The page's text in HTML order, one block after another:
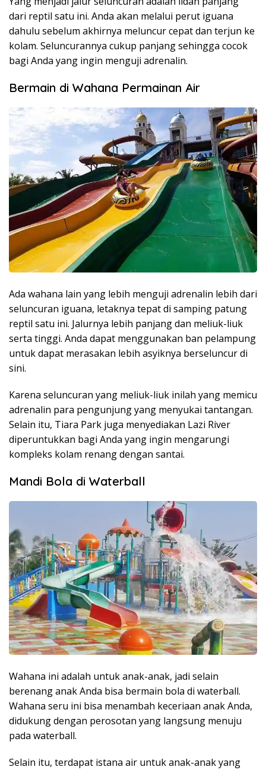
dari reptil satu ini. Anda akan melalui perut iguana
dahulu sebelum akhirnya meluncur cepat dan terjun ke
kolam. Seluncurannya cukup panjang sehingga cocok
bagi Anda yang ingin menguji adrenalin.
Bermain di Wahana Permainan Air
Ada wahana lain yang lebih menguji adrenalin lebih dari
seluncuran iguana, letaknya tepat di samping patung
reptil satu ini. Jalurnya lebih panjang dan meliuk-liuk
serta tinggi. Anda dapat menggunakan ban pelampung
untuk dapat merasakan lebih asyiknya berseluncur di
sini.
Karena seluncuran yang meliuk-liuk inilah yang memicu
adrenalin para pengunjung yang menyukai tantangan.
Selain itu, Tiara Park juga menyediakan Lazi River
diperuntukkan bagi Anda yang ingin mengarungi
kompleks kolam renang dengan santai.
Mandi Bola di Waterball
Wahana ini adalah untuk anak-anak, jadi selain
berenang anak Anda bisa bermain bola di waterball.
Wahana seru ini bisa menambah keceriaan anak Anda,
didukung dengan perosotan yang langsung menuju
pada waterball.
Selain itu, terdapat istana air untuk anak-anak yang